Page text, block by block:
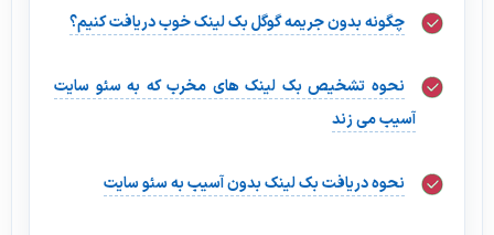
چگونه بدون جریمه گوگل بک لینک خوب دریافت کنیم؟
نحوه تشخیص بک لینک های مخرب که به سئو سایت
آسیب می زند
نحوه دریافت بک لینک بدون آسیب به سئو سایت